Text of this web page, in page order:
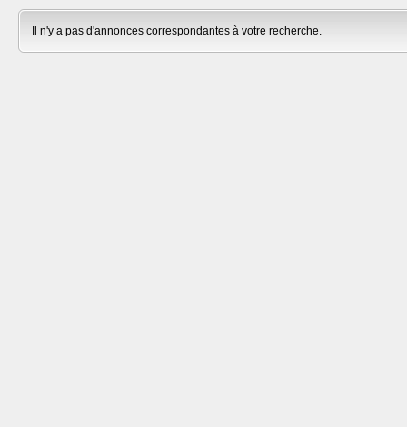
Il n'y a pas d'annonces correspondantes à votre recherche.